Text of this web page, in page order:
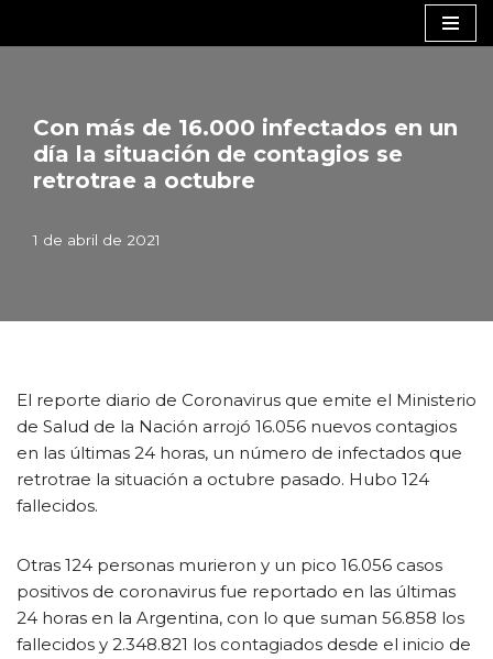
Con más de 16.000 infectados en un
día la situación de contagios se
retrotrae a octubre
1 de abril de 2021
El reporte diario de Coronavirus que emite el Ministerio
de Salud de la Nación arrojó 16.056 nuevos contagios
en las últimas 24 horas, un número de infectados que
retrotrae la situación a octubre pasado. Hubo 124
fallecidos.
Otras 124 personas murieron y un pico 16.056 casos
positivos de coronavirus fue reportado en las últimas
24 horas en la Argentina, con lo que suman 56.858 los
fallecidos y 2.348.821 los contagiados desde el inicio de